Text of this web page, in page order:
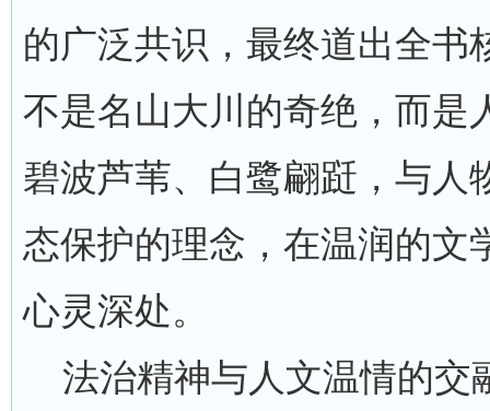
的广泛共识，最终道出全书
不是名山大川的奇绝，而是
碧波芦苇、白鹭翩跹，与人
态保护的理念，在温润的文
心灵深处。
法治精神与人文温情的交